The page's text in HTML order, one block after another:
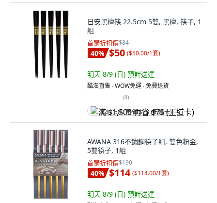
日安黑檀筷 22.5cm 5雙, 黑檀, 筷子, 1
組
首購折扣價$84
40% $50 ($50.00/1套)
明天 8/9 (日) 預計送達
酷澎直售 ∙ WOW免運 ∙ 免費退貨
(8)
满 $1,500 再省 $75 (王道卡)
AWANA 316不鏽鋼筷子組, 雙色粉金,
5雙筷子, 1組
首購折扣價$190
40% $114 ($114.00/1套)
明天 8/9 (日) 預計送達